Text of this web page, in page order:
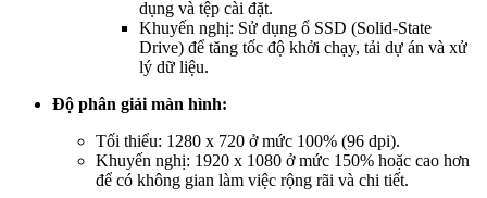
dụng và tệp cài đặt.
Khuyến nghị: Sử dụng ổ SSD (Solid-State
Drive) để tăng tốc độ khởi chạy, tải dự án và xử
lý dữ liệu.
Độ phân giải màn hình:
Tối thiểu: 1280 x 720 ở mức 100% (96 dpi).
Khuyến nghị: 1920 x 1080 ở mức 150% hoặc cao hơn
để có không gian làm việc rộng rãi và chi tiết.